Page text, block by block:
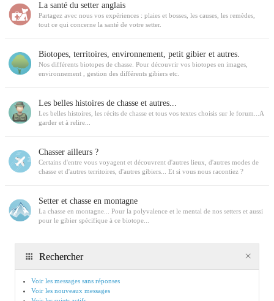
La santé du setter anglais
Partagez avec nous vos expériences : plaies et bosses, les causes, les remèdes,
tout ce qui concerne la santé de votre setter.
Biotopes, territoires, environnement, petit gibier et autres.
Nos différents biotopes de chasse. Pour découvrir vos biotopes en images,
environnement , gestion des différents gibiers etc.
Les belles histoires de chasse et autres...
Les belles histoires, les récits de chasse et tous vos textes choisis sur le forum...A
garder et à relire...
Chasser ailleurs ?
Certains d'entre vous voyagent et découvrent d'autres lieux, d'autres modes de
chasse et d'autres territoires, d'autres gibiers... Et si vous nous racontiez ?
Setter et chasse en montagne
La chasse en montagne... Pour la polyvalence et le mental de nos setters et aussi
pour le gibier spécifique à ce biotope...
Rechercher
Voir les messages sans réponses
Voir les nouveaux messages